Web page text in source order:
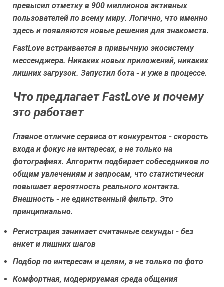
превысил отметку в 900 миллионов активных
пользователей по всему миру. Логично, что именно
здесь и появляются новые решения для знакомств.
FastLove встраивается в привычную экосистему
мессенджера. Никаких новых приложений, никаких
лишних загрузок. Запустил бота - и уже в процессе.
Что предлагает FastLove и почему
это работает
Главное отличие сервиса от конкурентов - скорость
входа и фокус на интересах, а не только на
фотографиях. Алгоритм подбирает собеседников по
общим увлечениям и запросам, что статистически
повышает вероятность реального контакта.
Внешность - не единственный фильтр. Это
принципиально.
Регистрация занимает считанные секунды - без
анкет и лишних шагов
Подбор по интересам и целям, а не только по фото
Комфортная, модерируемая среда общения